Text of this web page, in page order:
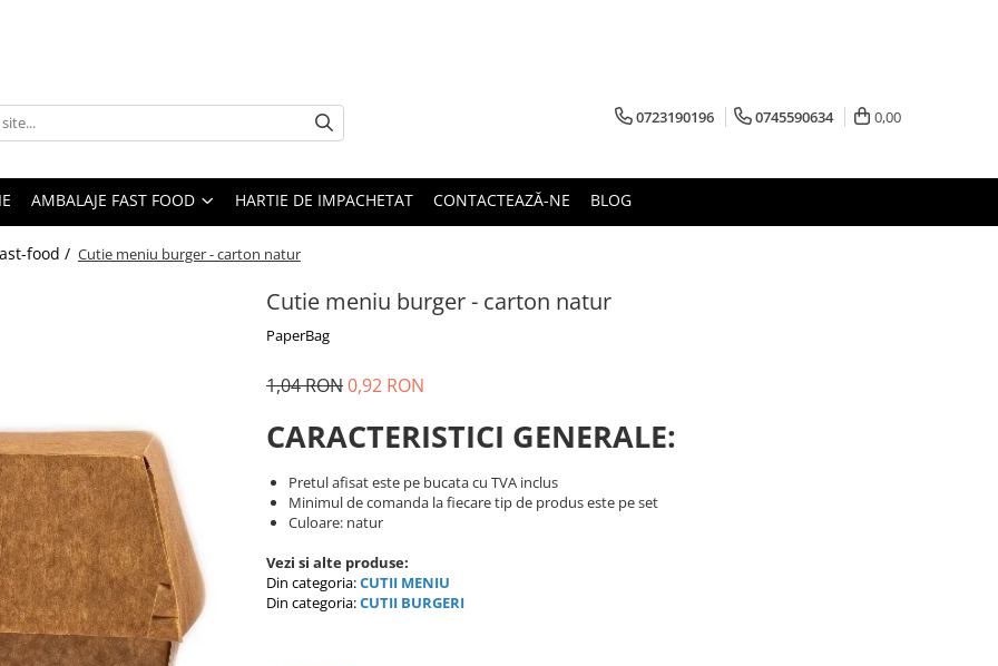
0723190196 0745590634 0,00
AMBALAJE FAST FOOD HARTIE DE IMPACHETAT CONTACTEAZĂ-NE BLOG
food / Cutie meniu burger - carton natur
Cutie meniu burger - carton natur
PaperBag
1,04 RON0,92 RON
CARACTERISTICI GENERALE:
Pretul afisat este pe bucata cu TVA inclus
Minimul de comanda la fiecare tip de produs este pe set
Culoare: natur
Vezi si alte produse:
Din categoria:CUTII MENIU
Din categoria:CUTII BURGERI